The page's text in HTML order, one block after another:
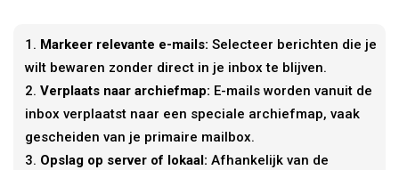
Markeer relevante e-mails: Selecteer berichten die je
wilt bewaren zonder direct in je inbox te blijven.
Verplaats naar archiefmap: E-mails worden vanuit de
inbox verplaatst naar een speciale archiefmap, vaak
gescheiden van je primaire mailbox.
Opslag op server of lokaal: Afhankelijk van de